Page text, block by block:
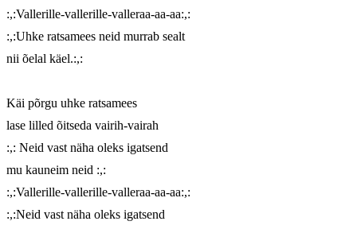
:,:Vallerille-vallerille-valleraa-aa-aa:,:
:,:Uhke ratsamees neid murrab sealt
nii õelal käel.:,:
Käi põrgu uhke ratsamees
lase lilled õitseda vairih-vairah
:,: Neid vast näha oleks igatsend
mu kauneim neid :,:
:,:Vallerille-vallerille-valleraa-aa-aa:,:
:,:Neid vast näha oleks igatsend